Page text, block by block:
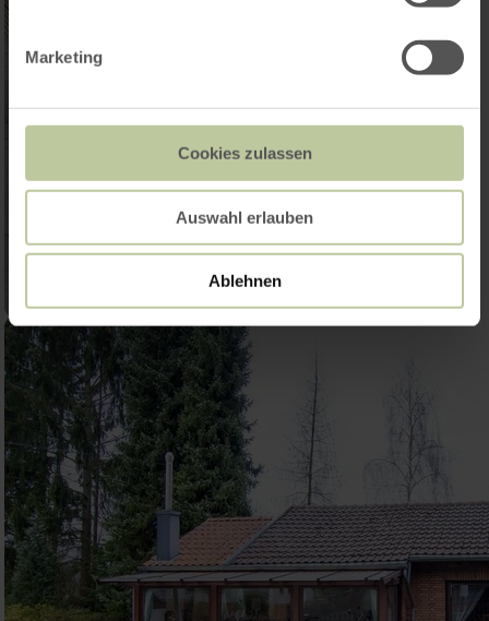
Marketing
Cookies zulassen
Auswahl erlauben
Ablehnen